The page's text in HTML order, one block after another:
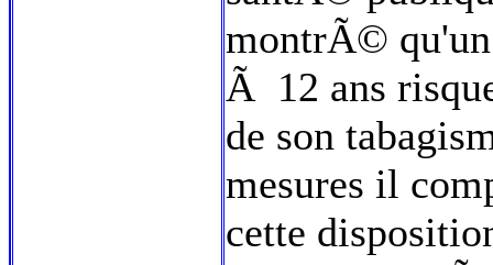
montrÃ©
Ã 12 ans
de son
mesures il
cette